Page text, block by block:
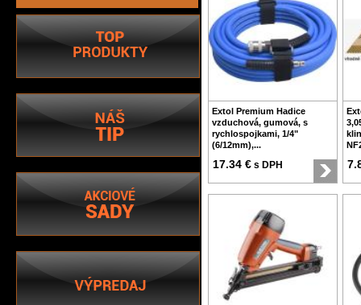
Extol Premium Hadice
vzduchová, gumová, s
rychlospojkami, 1/4"
(6/12mm),...
17.34 € s DPH